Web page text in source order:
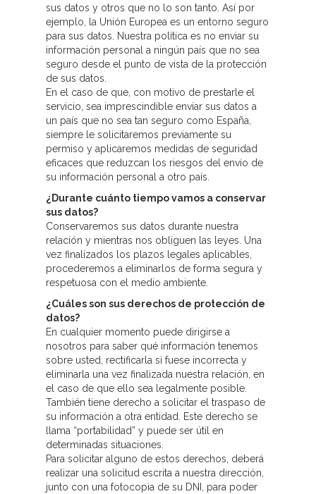
sus datos y otros que no lo son tanto. Así por
ejemplo, la Unión Europea es un entorno seguro
para sus datos. Nuestra política es no enviar su
información personal a ningún país que no sea
seguro desde el punto de vista de la protección
de sus datos.
En el caso de que, con motivo de prestarle el
servicio, sea imprescindible enviar sus datos a
un país que no sea tan seguro como España,
siempre le solicitaremos previamente su
permiso y aplicaremos medidas de seguridad
eficaces que reduzcan los riesgos del envío de
su información personal a otro país.
¿Durante cuánto tiempo vamos a conservar
sus datos?
Conservaremos sus datos durante nuestra
relación y mientras nos obliguen las leyes. Una
vez finalizados los plazos legales aplicables,
procederemos a eliminarlos de forma segura y
respetuosa con el medio ambiente.
¿Cuáles son sus derechos de protección de
datos?
En cualquier momento puede dirigirse a
nosotros para saber qué información tenemos
sobre usted, rectificarla si fuese incorrecta y
eliminarla una vez finalizada nuestra relación, en
el caso de que ello sea legalmente posible.
También tiene derecho a solicitar el traspaso de
su información a otra entidad. Este derecho se
llama “portabilidad” y puede ser útil en
determinadas situaciones.
Para solicitar alguno de estos derechos, deberá
realizar una solicitud escrita a nuestra dirección,
junto con una fotocopia de su DNI, para poder